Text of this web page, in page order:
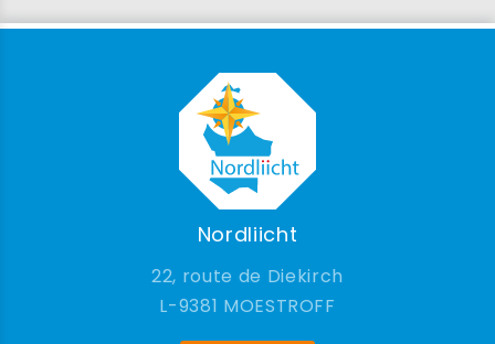
Nordliicht
22, route de Diekirch
9381 MOESTROFF